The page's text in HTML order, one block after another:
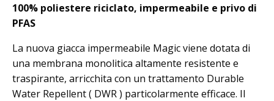
100% poliestere riciclato, impermeabile e privo di
PFAS
La nuova giacca impermeabile Magic viene dotata di
una membrana monolitica altamente resistente e
traspirante, arricchita con un trattamento Durable
Water Repellent ( DWR ) particolarmente efficace. Il